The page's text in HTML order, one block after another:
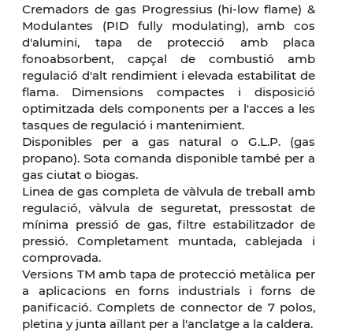
Cremadors de gas Progressius (hi-low flame) &
Modulantes (PID fully modulating), amb cos
d'alumini, tapa de protecció amb placa
fonoabsorbent, capçal de combustió amb
regulació d'alt rendimient i elevada estabilitat de
flama. Dimensions compactes i disposició
optimitzada dels components per a l'acces a les
tasques de regulació i mantenimient.
Disponibles per a gas natural o G.L.P. (gas
propano). Sota comanda disponible també per a
gas ciutat o biogas.
Linea de gas completa de vàlvula de treball amb
regulació, vàlvula de seguretat, pressostat de
mínima pressió de gas, filtre estabilitzador de
pressió. Completament muntada, cablejada i
comprovada.
Versions TM amb tapa de protecció metàlica per
a aplicacions en forns industrials i forns de
panificació. Complets de connector de 7 polos,
pletina y junta aïllant per a l'anclatge a la caldera.